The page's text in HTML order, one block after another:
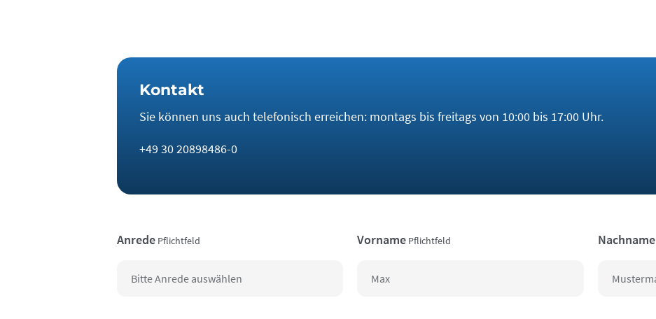
Kontakt
Sie können uns auch telefonisch erreichen: montags bis freitags von 10:00 bis 17:00 Uhr.
+49 30 20898486-0
Anrede Pflichtfeld Vorname Pflichtfeld Nachname